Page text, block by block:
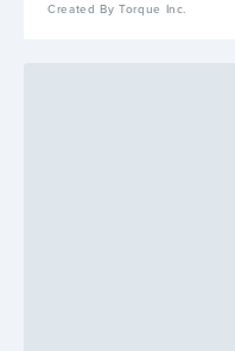
Created By Torque Inc.